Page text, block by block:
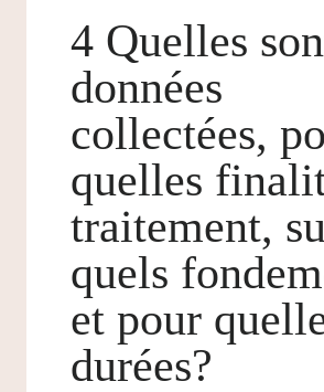
4 Quelles
données
collectées,
quelles
traitement,
quels
et pour
durées?